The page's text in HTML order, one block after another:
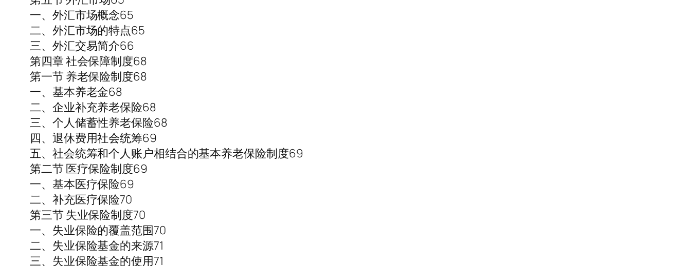
一、外汇市场概念65
二、外汇市场的特点65
三、外汇交易简介66
第四章 社会保障制度68
第一节 养老保险制度68
一、基本养老金68
二、企业补充养老保险68
三、个人储蓄性养老保险68
四、退休费用社会统筹69
五、社会统筹和个人账户相结合的基本养老保险制度69
第二节 医疗保险制度69
一、基本医疗保险69
二、补充医疗保险70
第三节 失业保险制度70
一、失业保险的覆盖范围70
二、失业保险基金的来源71
三、失业保险基金的使用71